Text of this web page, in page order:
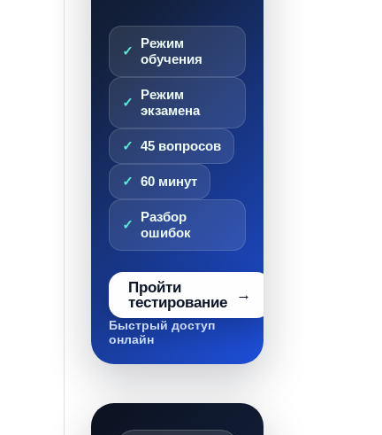
Режим
обучения
Режим
экзамена
45 вопросов
60 минут
Разбор
ошибок
Пройти
тестирование
Быстрый доступ
онлайн